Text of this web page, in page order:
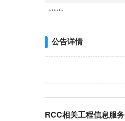
******
公告详情
RCC相关工程信息服务